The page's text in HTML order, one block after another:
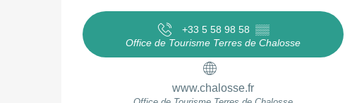
+33 5 58 98 58 ▒▒
Office de Tourisme Terres de Chalosse
www.chalosse.fr